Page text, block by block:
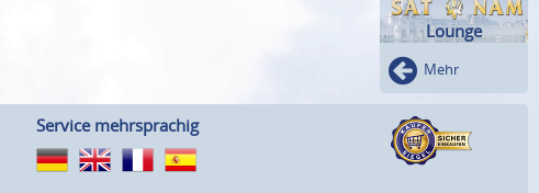
Lounge
Mehr
Service mehrsprachig